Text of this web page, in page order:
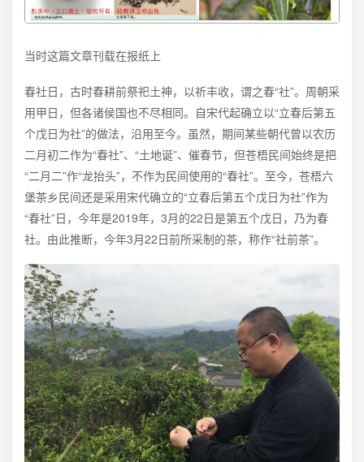
当时这篇文章刊载在报纸上
春社日，古时春耕前祭祀土神，以祈丰收，谓之春“社”。周朝采
用甲日，但各诸侯国也不尽相同。自宋代起确立以“立春后第五
个戊日为社”的做法，沿用至今。虽然，期间某些朝代曾以农历
二月初二作为“春社”、“土地诞”、催春节，但苍梧民间始终是把
“二月二”作“龙抬头”，不作为民间使用的“春社”。至今，苍梧六
堡茶乡民间还是采用宋代确立的“立春后第五个戊日为社”作为
“春社”日，今年是2019年，3月的22日是第五个戊日，乃为春
社。由此推断，今年3月22日前所采制的茶，称作“社前茶”。